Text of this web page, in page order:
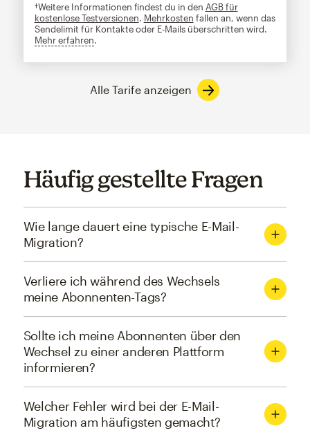
†Weitere Informationen findest du in den AGB für
kostenlose Testversionen. Mehrkosten fallen an, wenn das
Sendelimit für Kontakte oder E-Mails überschritten wird.
Mehr erfahrentooltip
Alle Tarife anzeigen
Häufig gestellte Fragen
Wie lange dauert eine typische E-Mail-
Migration?
Verliere ich während des Wechsels
meine Abonnenten-Tags?
Sollte ich meine Abonnenten über den
Wechsel zu einer anderen Plattform
informieren?
Welcher Fehler wird bei der E-Mail-
Migration am häufigsten gemacht?